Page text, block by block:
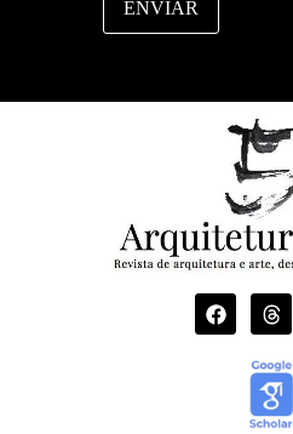
e
ENVIAR